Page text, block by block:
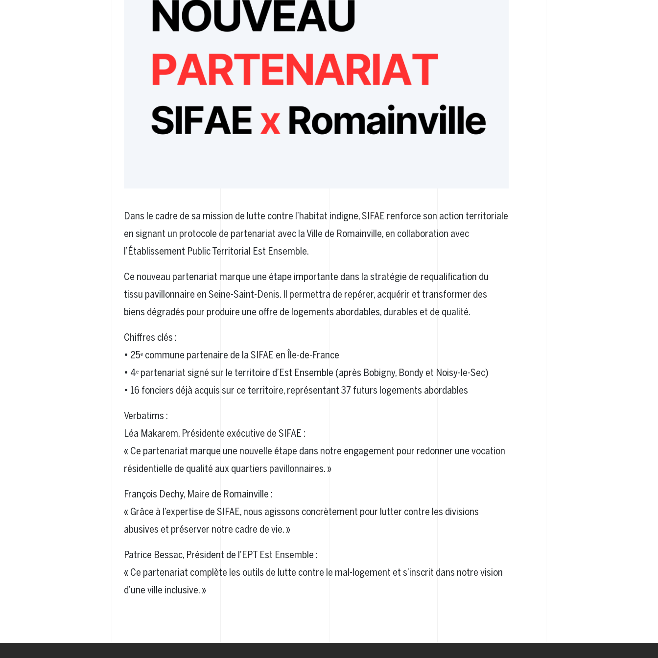
Dans le cadre de sa mission de lutte contre l’habitat indigne, SIFAE renforce son action territoriale
en signant un protocole de partenariat avec la Ville de Romainville, en collaboration avec
l’Établissement Public Territorial Est Ensemble.
Ce nouveau partenariat marque une étape importante dans la stratégie de requalification du
tissu pavillonnaire en Seine-Saint-Denis. Il permettra de repérer, acquérir et transformer des
biens dégradés pour produire une offre de logements abordables, durables et de qualité.
Chiffres clés :
• 25ᵉ commune partenaire de la SIFAE en Île-de-France
• 4ᵉ partenariat signé sur le territoire d’Est Ensemble (après Bobigny, Bondy et Noisy-le-Sec)
• 16 fonciers déjà acquis sur ce territoire, représentant 37 futurs logements abordables
Verbatims :
Léa Makarem, Présidente exécutive de SIFAE :
« Ce partenariat marque une nouvelle étape dans notre engagement pour redonner une vocation
résidentielle de qualité aux quartiers pavillonnaires. »
François Dechy, Maire de Romainville :
« Grâce à l’expertise de SIFAE, nous agissons concrètement pour lutter contre les divisions
abusives et préserver notre cadre de vie. »
Patrice Bessac, Président de l’EPT Est Ensemble :
« Ce partenariat complète les outils de lutte contre le mal-logement et s’inscrit dans notre vision
d’une ville inclusive. »